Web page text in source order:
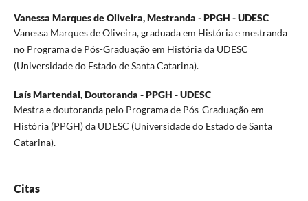
Vanessa Marques de Oliveira,Mestranda - PPGH - UDESC
Vanessa Marques de Oliveira, graduada em História e mestranda
no Programa de Pós-Graduação em História da UDESC
(Universidade do Estado de Santa Catarina).
Laís Martendal,Doutoranda - PPGH - UDESC
Mestra e doutoranda pelo Programa de Pós-Graduação em
História (PPGH) da UDESC (Universidade do Estado de Santa
Catarina).
Citas